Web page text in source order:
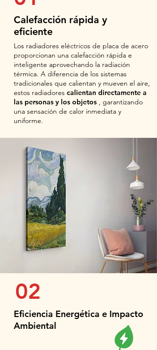
Calefacción rápida y
eficiente
Los radiadores eléctricos de placa de acero
proporcionan una calefacción rápida e
inteligente aprovechando la radiación
térmica. A diferencia de los sistemas
tradicionales que calientan y mueven el aire,
estos radiadores calientan directamente a
las personas y los objetos , garantizando
una sensación de calor inmediata y
uniforme.
02
Eficiencia Energética e Impacto
Ambiental